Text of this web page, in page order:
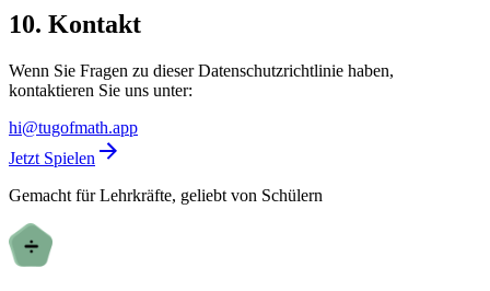
10. Kontakt
Wenn Sie Fragen zu dieser Datenschutzrichtlinie haben,
kontaktieren Sie uns unter:
hi@tugofmath.app
Jetzt Spielen
Gemacht für Lehrkräfte, geliebt von Schülern